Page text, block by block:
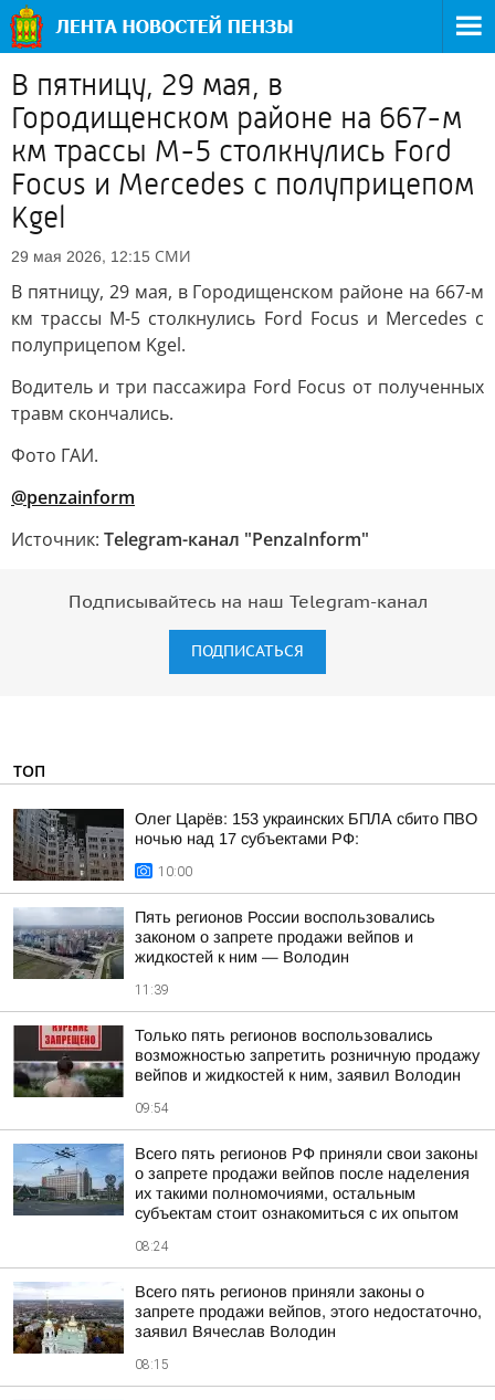
В пятницу, 29 мая, в
Городищенском районе на 667-м
км трассы М-5 столкнулись Ford
Focus и Mercedes с полуприцепом
Kgel
29 мая 2026, 12:15 СМИ
В пятницу, 29 мая, в Городищенском районе на 667-м
км трассы М-5 столкнулись Ford Focus и Mercedes с
полуприцепом Kgel.
Водитель и три пассажира Ford Focus от полученных
травм скончались.
Фото ГАИ.
@penzainform
Источник: Telegram-канал "PenzaInform"
Подписывайтесь на наш Telegram-канал
ПОДПИСАТЬСЯ
ТОП
Олег Царёв: 153 украинских БПЛА сбито ПВО
ночью над 17 субъектами РФ:
10:00
Пять регионов России воспользовались
законом о запрете продажи вейпов и
жидкостей к ним — Володин
11:39
Только пять регионов воспользовались
возможностью запретить розничную продажу
вейпов и жидкостей к ним, заявил Володин
09:54
Всего пять регионов РФ приняли свои законы
о запрете продажи вейпов после наделения
их такими полномочиями, остальным
субъектам стоит ознакомиться с их опытом
08:24
Всего пять регионов приняли законы о
запрете продажи вейпов, этого недостаточно,
заявил Вячеслав Володин
08:15